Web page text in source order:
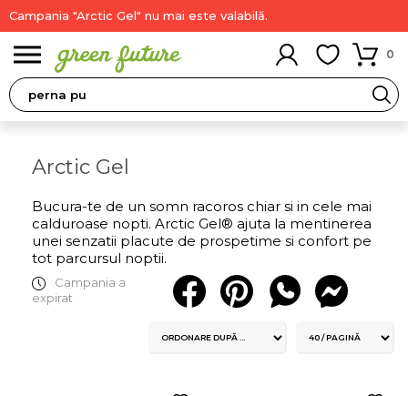
Campania "Arctic Gel" nu mai este valabilă.
0
Arctic Gel
Bucura-te de un somn racoros chiar si in cele mai
calduroase nopti. Arctic Gel® ajuta la mentinerea
unei senzatii placute de prospetime si confort pe
tot parcursul noptii.
Campania a
expirat